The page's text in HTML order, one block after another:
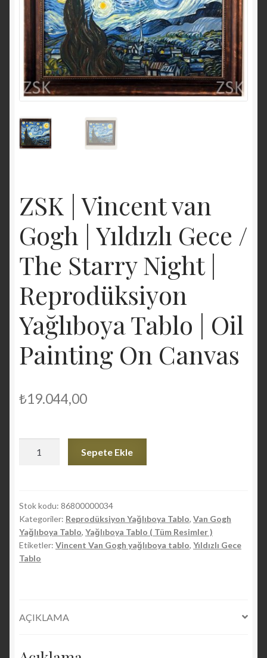
ZSK | Vincent van
Gogh | Yıldızlı Gece /
The Starry Night |
Reprodüksiyon
Yağlıboya Tablo | Oil
Painting On Canvas
₺19.044,00
Gogh
|
Yıldızlı
Gece
/
|
Yağlıboya
Sepete Ekle
Stok kodu: 86800000034
Kategoriler: Reprodüksiyon Yağlıboya Tablo, Van Gogh
Yağlıboya Tablo, Yağlıboya Tablo ( Tüm Resimler )
Etiketler: Vincent Van Gogh yağlıboya tablo, Yıldızlı Gece
Tablo
AÇIKLAMA